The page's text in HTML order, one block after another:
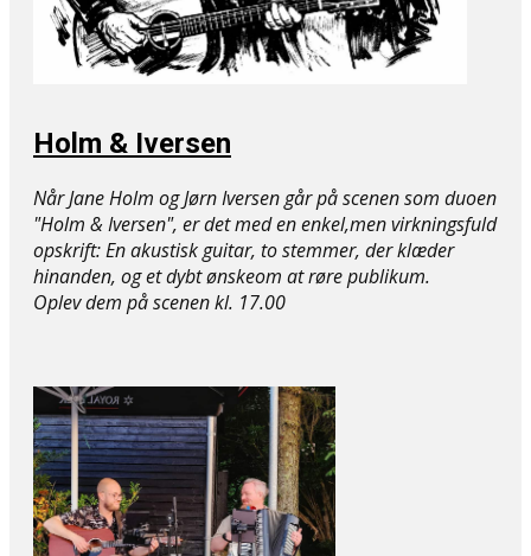
Holm & Iversen
Når Jane Holm og Jørn Iversen går på scenen som duoen
"Holm & Iversen", er det med en enkel,men virkningsfuld
opskrift: En akustisk guitar, to stemmer, der klæder
hinanden, og et dybt ønskeom at røre publikum.
Oplev dem på ​scenen kl. 17.00